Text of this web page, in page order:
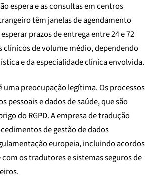
espera e as consultas em centros
têm janelas de agendamento
prazos de entrega entre 24 e 72
clínicos de volume médio, dependendo
e da especialidade clínica envolvida.
uma preocupação legítima. Os processos
pessoais e dados de saúde, que são
do RGPD. A empresa de tradução
de gestão de dados
europeia, incluindo acordos
os tradutores e sistemas seguros de